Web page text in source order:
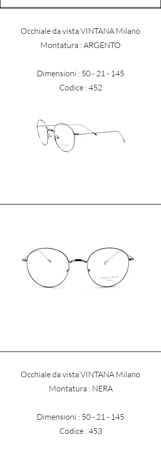
Occhiale da vista VINTANA Milano
​Montatura : ARGENTO
Dimensioni : 50 - 21 - 145
Codice : 452
Occhiale da vista VINTANA Milano
​Montatura : NERA
Dimensioni : 50 - 21 - 145
Codice : 453